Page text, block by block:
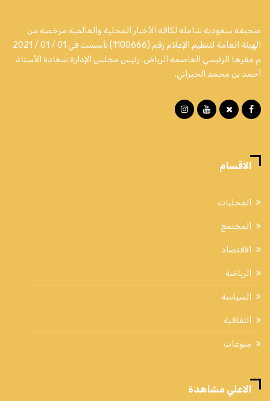
صحيفة سعودية شاملة لكافة الأخبار المحلية والعالمية مرخصة من
الهيئة العامة لتنظيم الإعلام رقم (1100666) تأسست في 01 / 01 / 2021
م مقرها الرئيسي العاصمة الرياض. رئيس مجلس الإدارة سعادة الأستاذ
أحمد بن محمد الخبراني.
الاقسام
المحليات
المجتمع
الاقتصاد
الرياضة
السياسة
الثقافية
منوعات
الاعلي مشاهدة